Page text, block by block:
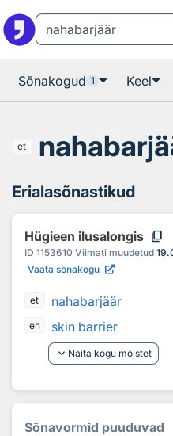
Sõnakogud 1 Keel
et
Erialasõnastikud
Hügieen ilusalongis content_copy
ID 1153610 Viimati muudetud
Vaata sõnakogu
et nahabarjäär
en
skin barrier
keyboard_arrow_down Näita kogu mõistet
Sõnavormid puuduvad